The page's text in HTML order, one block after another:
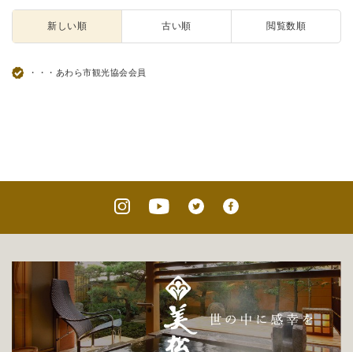
新しい順 古い順 閲覧数順
・・・あわら市観光協会会員